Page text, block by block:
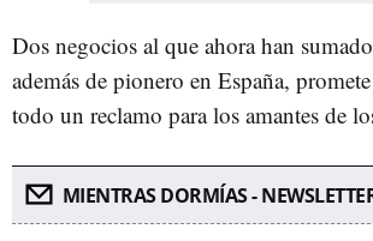
Dos negocios al que ahora han
además de pionero en España,
todo un reclamo para los amantes de
MIENTRAS DORMÍAS -